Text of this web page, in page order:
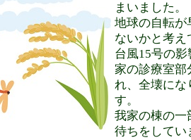
まいました。
地球の自転が
ないかと考え
台風15号の
家の診療室部
れ、全壊にな
す。
我家の棟の一
待ちをしてい